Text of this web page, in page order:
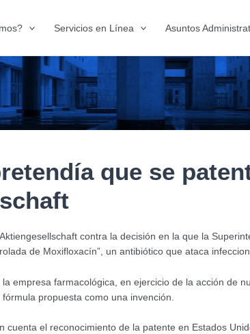
Servicios en Línea Asuntos
que se
contra la decisión en la que la
de Moxifloxacín”, un antibiótico que ataca
empresa farmacológica, en ejercicio de la acción de
propuesta como una invención.
el reconocimiento de la patente en Estados